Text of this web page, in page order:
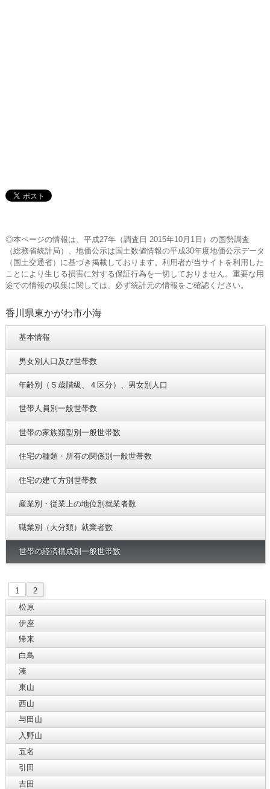
◎本ページの情報は、平成27年（調査日 2015年10月1日）の国勢調査
（総務省統計局）、地価公示は国土数値情報の平成30年度地価公示データ
（国土交通省）に基づき掲載しております。利用者が当サイトを利用した
ことにより生じる損害に対する保証行為を一切しておりません。重要な用
途での情報の収集に関しては、必ず統計元の情報をご確認ください。
香川県東かがわ市小海
基本情報
男女別人口及び世帯数
年齢別（５歳階級、４区分）、男女別人口
世帯人員別一般世帯数
世帯の家族類型別一般世帯数
住宅の種類・所有の関係別一般世帯数
住宅の建て方別世帯数
産業別・従業上の地位別就業者数
職業別（大分類）就業者数
世帯の経済構成別一般世帯数
1
2
松原
伊座
帰来
白鳥
湊
東山
西山
与田山
入野山
五名
引田
吉田